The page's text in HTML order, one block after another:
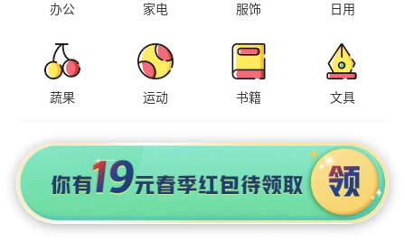
办公 家电 服饰 日用
蔬果 运动 书籍 文具